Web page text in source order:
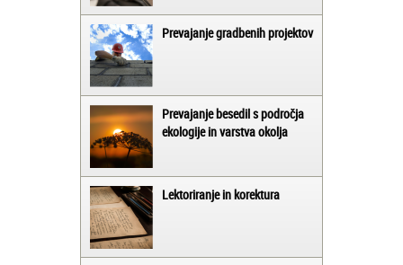
Prevajanje gradbenih projektov
Prevajanje besedil s področja
ekologije in varstva okolja
Lektoriranje in korektura